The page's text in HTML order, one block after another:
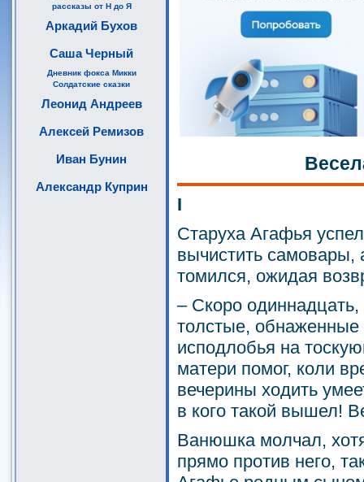
рассказы от Н до Я
Аркадий Бухов
Саша Черный
Дневник фокса Микки
Солдатские сказки
Леонид Андреев
Алексей Ремизов
Иван Бунин
Александр Куприн
I
Старуха Агафья
вычистить
томился, ожидая
– Скоро
толстые, обнаженные
исподлобья на
матери помог, коли
вечерины ходить
в кого такой вышел!
Ванюшка молчал,
прямо против него,